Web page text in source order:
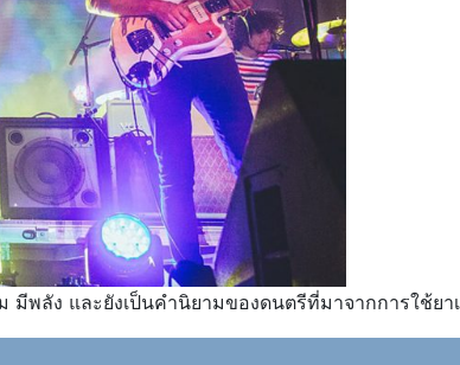
มีพลัง และยังเป็นคำนิยามของดนตรีที่มาจากการใช้ยา